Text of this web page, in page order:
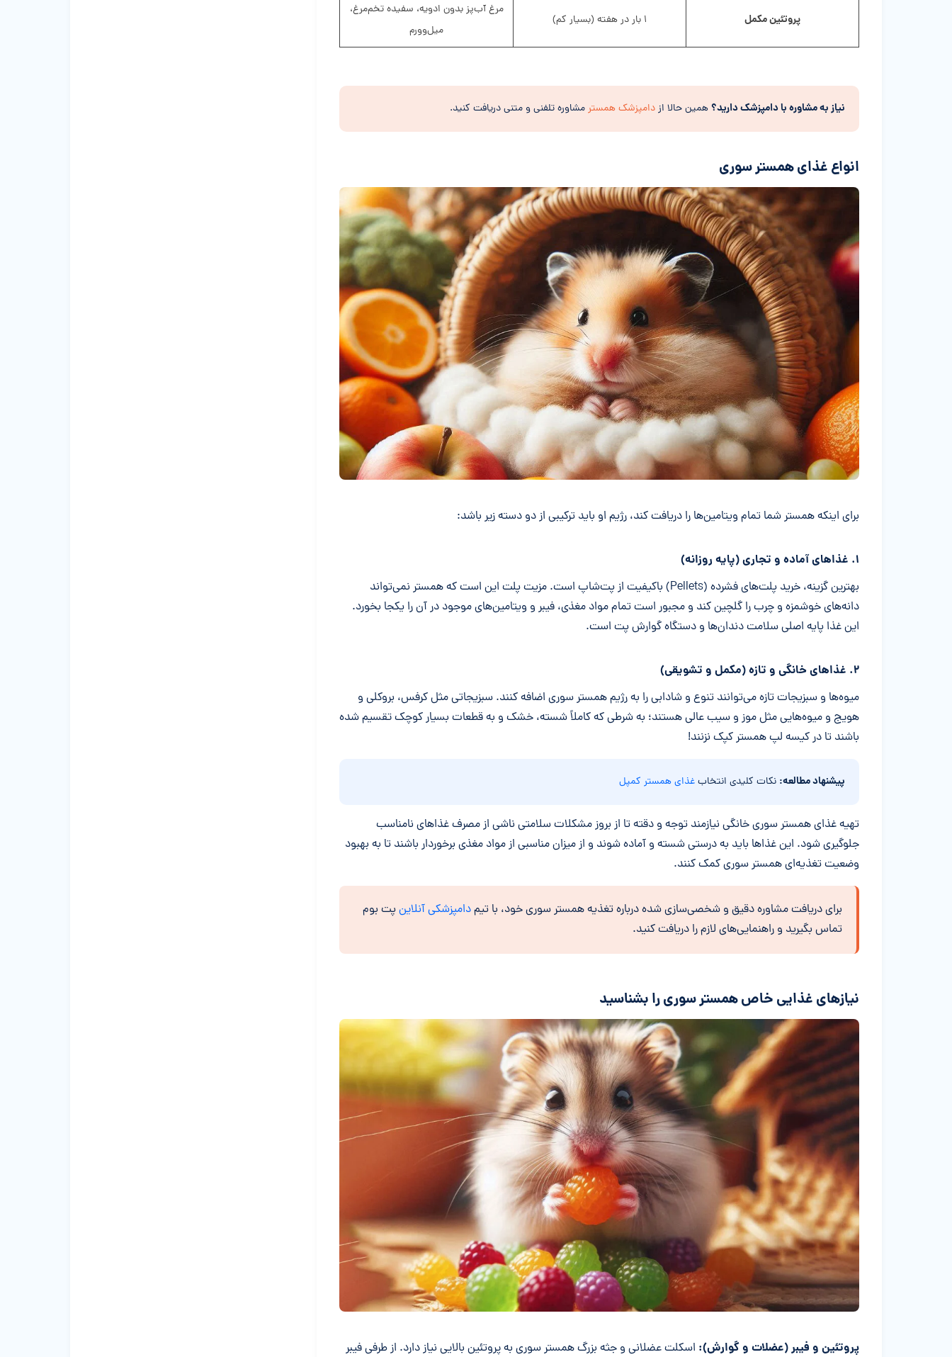
پروتئین مکمل ۱ بار در هفته (بسیار کم)
مرغ آب‌پز بدون ادویه، سفیده تخم‌مرغ،
میل‌وورم
نیاز به مشاوره با دامپزشک دارید؟همین حالا ازدامپزشک همسترمشاوره تلفنی و متنی دریافت کنید.
انواع غذای همستر سوری
برای اینکه همستر شما تمام ویتامین‌ها را دریافت کند، رژیم او باید ترکیبی از دو دسته زیر باشد:
۱. غذاهای آماده و تجاری (پایه روزانه)
بهترین گزینه، خرید پلت‌های فشرده (Pellets) باکیفیت از پت‌شاپ است. مزیت پلت این است که همستر نمی‌تواند
دانه‌های خوشمزه و چرب را گلچین کند و مجبور است تمام مواد مغذی، فیبر و ویتامین‌های موجود در آن را یکجا بخورد.
این غذا پایه اصلی سلامت دندان‌ها و دستگاه گوارش پت است.
۲. غذاهای خانگی و تازه (مکمل و تشویقی)
میوه‌ها و سبزیجات تازه می‌توانند تنوع و شادابی را به رژیم همستر سوری اضافه کنند. سبزیجاتی مثل کرفس، بروکلی و
هویج و میوه‌هایی مثل موز و سیب عالی هستند؛ به شرطی که کاملاً شسته، خشک و به قطعات بسیار کوچک تقسیم شده
باشند تا در کیسه لپ همستر کپک نزنند!
پیشنهاد مطالعه: نکات کلیدی انتخابغذای همستر کمپل
تهیه غذای همستر سوری خانگی نیازمند توجه و دقته تا از بروز مشکلات سلامتی ناشی از مصرف غذاهای نامناسب
جلوگیری شود. این غذاها باید به درستی شسته و آماده شوند و از میزان مناسبی از مواد مغذی برخوردار باشند تا به بهبود
وضعیت تغذیه‌ای همستر سوری کمک کنند.
برای دریافت مشاوره دقیق و شخصی‌سازی شده درباره تغذیه همستر سوری خود، با تیمدامپزشکی آنلاینپت بوم
تماس بگیرید و راهنمایی‌های لازم را دریافت کنید.
نیازهای غذایی خاص همستر سوری را بشناسید
پروتئین و فیبر (عضلات و گوارش): اسکلت عضلانی و جثه بزرگ همستر سوری به پروتئین بالایی نیاز دارد. از طرفی فیبر